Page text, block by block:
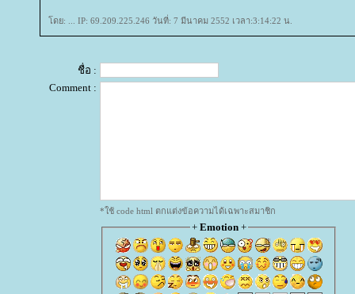
ดย: ... IP: 69.209.225.246 วันที่: 7 มีนาคม 2552 เวลา:3:14:22 น.
ชื่อ :
Comment :
*ใช้ code html ตกแต่งข้อความได้เฉพาะสมาชิก
+ Emotion+